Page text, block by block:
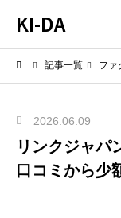
KI-DA
記事一覧 ファ
2026.06.09
リンクジャパ
口コミから少